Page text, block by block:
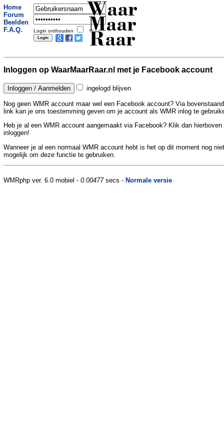
Home
Forum
Beelden
F.A.Q.
Login onthouden
Waar
Maar
Raar
Inloggen op WaarMaarRaar.nl met je Facebook account
ingelogd blijven
Nog geen WMR account maar wel een Facebook account? Via
link kan je ons toestemming geven om je account als WMR inlog te
Heb je al een WMR account aangemaakt via Facebook? Klik dan hierboven
inloggen!
Wanneer je al een normaal WMR account hebt is het op dit moment nog niet
mogelijk om deze functie te gebruiken.
WMRphp ver. 6.0 mobiel - 0.00477secs - Normale versie